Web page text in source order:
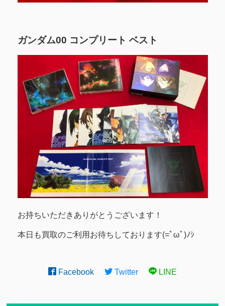
ガンダム00 コンプリート ベスト
お持ちいただきありがとうございます！
本日も買取のご利用お待ちしております(=ﾟωﾟ)ﾉｼ
Facebook Twitter LINE